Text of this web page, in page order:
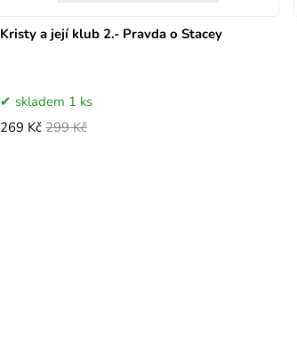
Kristy a její klub 2.- Pravda o Stacey
skladem 1 ks
269 Kč 299 Kč